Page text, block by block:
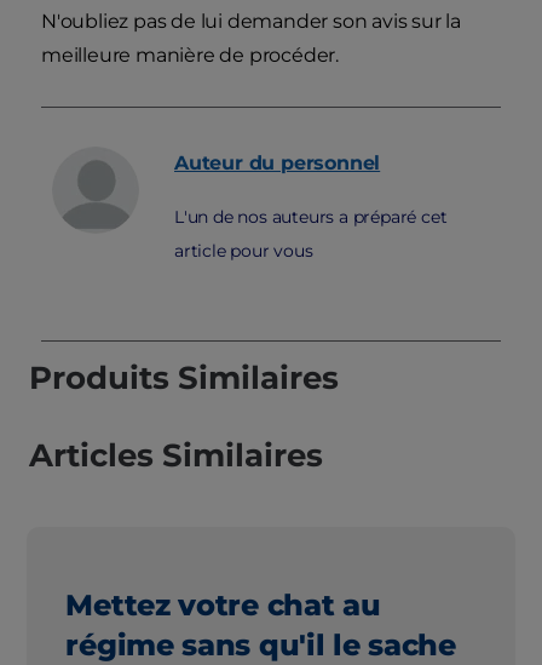
N'oubliez pas de lui demander son avis sur la
meilleure manière de procéder.
Auteur du personnel
L'un de nos auteurs a préparé cet
article pour vous
Produits Similaires
Articles Similaires
Mettez votre chat au
régime sans qu'il le sache